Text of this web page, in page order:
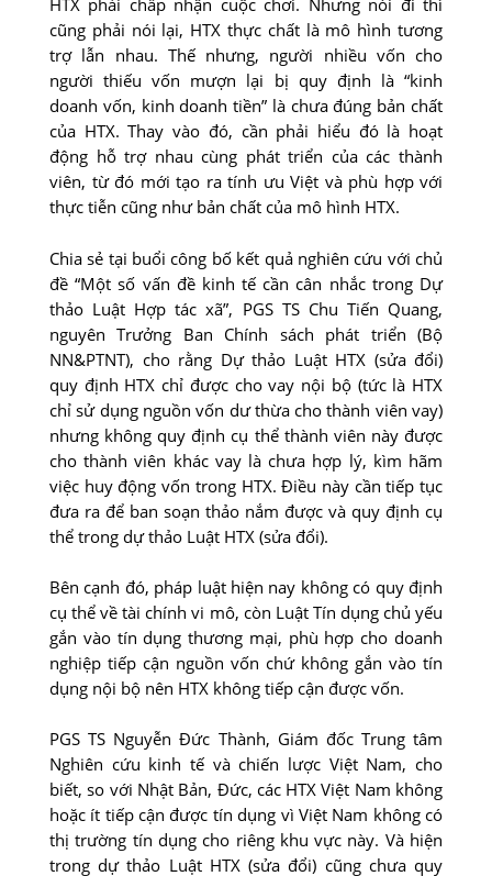
HTX phải chấp nhận cuộc chơi. Nhưng nói đi thì
cũng phải nói lại, HTX thực chất là mô hình tương
trợ lẫn nhau. Thế nhưng, người nhiều vốn cho
người thiếu vốn mượn lại bị quy định là “kinh
doanh vốn, kinh doanh tiền” là chưa đúng bản chất
của HTX. Thay vào đó, cần phải hiểu đó là hoạt
động hỗ trợ nhau cùng phát triển của các thành
viên, từ đó mới tạo ra tính ưu Việt và phù hợp với
thực tiễn cũng như bản chất của mô hình HTX.
Chia sẻ tại buổi công bố kết quả nghiên cứu với chủ
đề “Một số vấn đề kinh tế cần cân nhắc trong Dự
thảo Luật Hợp tác xã”, PGS TS Chu Tiến Quang,
nguyên Trưởng Ban Chính sách phát triển (Bộ
NN&PTNT), cho rằng Dự thảo Luật HTX (sửa đổi)
quy định HTX chỉ được cho vay nội bộ (tức là HTX
chỉ sử dụng nguồn vốn dư thừa cho thành viên vay)
nhưng không quy định cụ thể thành viên này được
cho thành viên khác vay là chưa hợp lý, kìm hãm
việc huy động vốn trong HTX. Điều này cần tiếp tục
đưa ra để ban soạn thảo nắm được và quy định cụ
thể trong dự thảo Luật HTX (sửa đổi).
Bên cạnh đó, pháp luật hiện nay không có quy định
cụ thể về tài chính vi mô, còn Luật Tín dụng chủ yếu
gắn vào tín dụng thương mại, phù hợp cho doanh
nghiệp tiếp cận nguồn vốn chứ không gắn vào tín
dụng nội bộ nên HTX không tiếp cận được vốn.
PGS TS Nguyễn Đức Thành, Giám đốc Trung tâm
Nghiên cứu kinh tế và chiến lược Việt Nam, cho
biết, so với Nhật Bản, Đức, các HTX Việt Nam không
hoặc ít tiếp cận được tín dụng vì Việt Nam không có
thị trường tín dụng cho riêng khu vực này. Và hiện
trong dự thảo Luật HTX (sửa đổi) cũng chưa quy